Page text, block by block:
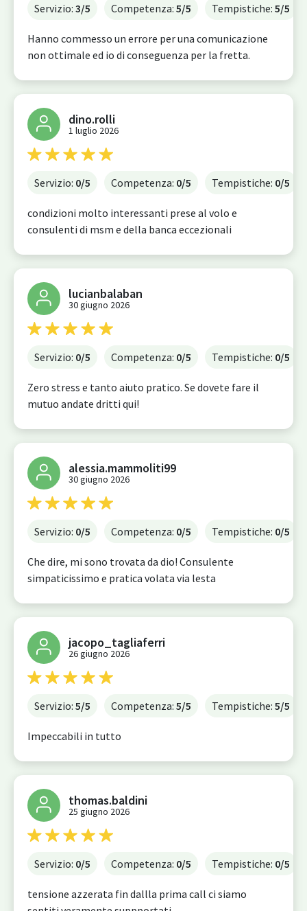
Servizio: 3/5 Competenza: 5/5 Tempistiche: 5/5
Hanno commesso un errore per una comunicazione
non ottimale ed io di conseguenza per la fretta.
dino.rolli
1 luglio 2026
Servizio: 0/5 Competenza: 0/5 Tempistiche: 0/5
condizioni molto interessanti prese al volo e
consulenti di msm e della banca eccezionali
lucianbalaban
30 giugno 2026
Servizio: 0/5 Competenza: 0/5 Tempistiche: 0/5
Zero stress e tanto aiuto pratico. Se dovete fare il
mutuo andate dritti qui!
alessia.mammoliti99
30 giugno 2026
Servizio: 0/5 Competenza: 0/5 Tempistiche: 0/5
Che dire, mi sono trovata da dio! Consulente
simpaticissimo e pratica volata via lesta
jacopo_tagliaferri
26 giugno 2026
Servizio: 5/5 Competenza: 5/5 Tempistiche: 5/5
Impeccabili in tutto
thomas.baldini
25 giugno 2026
Servizio: 0/5 Competenza: 0/5 Tempistiche: 0/5
tensione azzerata fin dallla prima call ci siamo